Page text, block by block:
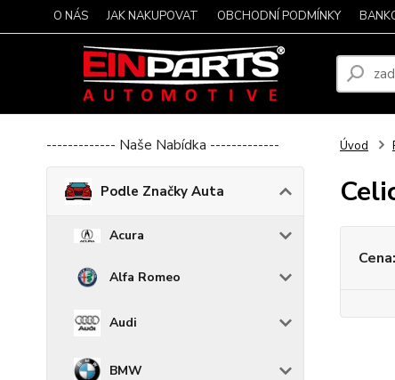
O NÁS JAK NAKUPOVAT OBCHODNÍ PODMÍNKY
------------- Naše Nabídka -------------
Podle Značky Auta
Acura
Alfa Romeo
Audi
BMW
Úvod
Cena: